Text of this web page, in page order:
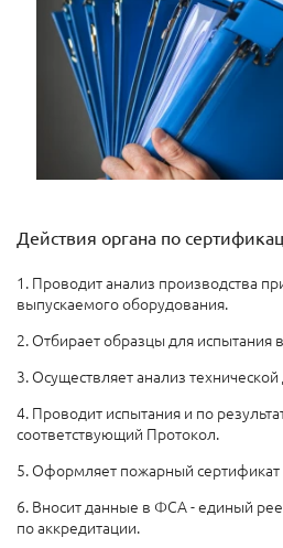
Действия органа по
1. Проводит анализ производства
выпускаемого оборудования.
2. Отбирает образцы для испытания
3. Осуществляет анализ
4. Проводит испытания и по
соответствующий Протокол.
5. Оформляет пожарный сертификат
6. Вносит данные в ФСА - единый
по аккредитации.